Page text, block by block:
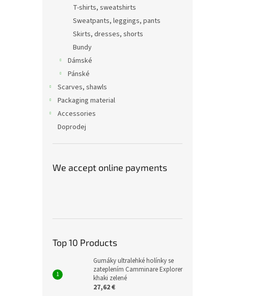
T-shirts, sweatshirts
Sweatpants, leggings, pants
Skirts, dresses, shorts
Bundy
Dámské
Pánské
Scarves, shawls
Packaging material
Accessories
Doprodej
We accept online payments
Top 10 Products
Gumáky ultralehké holínky se
zateplením Camminare Explorer
khaki zelené
27,62 €